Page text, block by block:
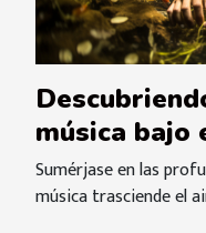
música bajo
Sumérjase en las
música trasciende el